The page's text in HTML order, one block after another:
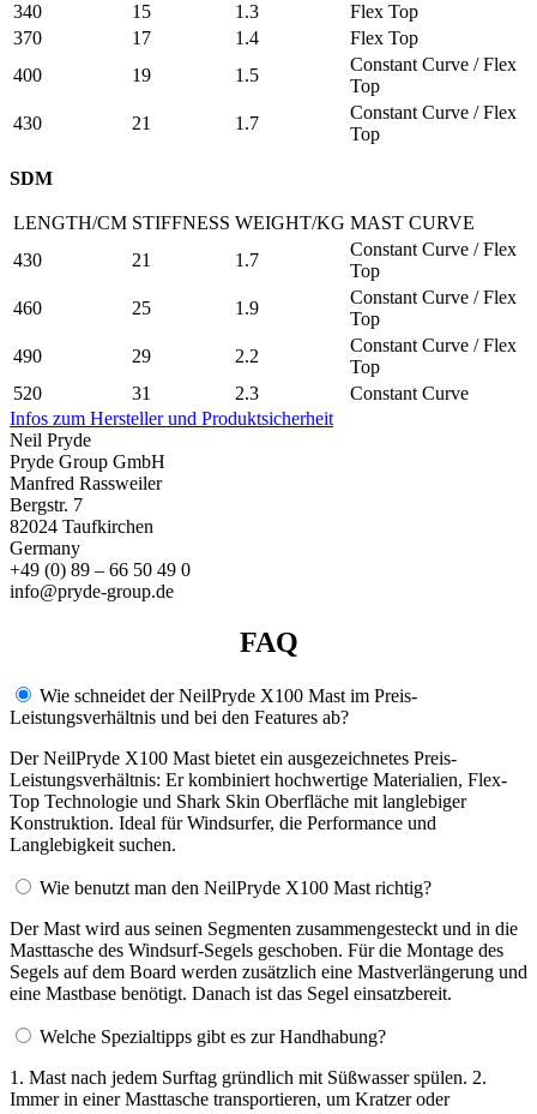
340
15 1.3
Flex Top
370
17 1.4
Flex Top
400
19 1.5
Constant Curve / Flex
Top
430
21 1.7
Constant Curve / Flex
Top
SDM
LENGTH/CM STIFFNESS WEIGHT/KG MAST CURVE
430
21 1.7
Constant Curve / Flex
Top
460
25 1.9
Constant Curve / Flex
Top
490
29 2.2
Constant Curve / Flex
Top
520
31 2.3
Constant Curve
Infos zum Hersteller und Produktsicherheit
Neil Pryde
Pryde Group GmbH
Manfred Rassweiler
Bergstr. 7
82024 Taufkirchen
Germany
+49 (0) 89 – 66 50 49 0
info@pryde-group.de
FAQ
Wie schneidet der NeilPryde X100 Mast im Preis-
Leistungsverhältnis und bei den Features ab?
Der NeilPryde X100 Mast bietet ein ausgezeichnetes Preis-
Leistungsverhältnis: Er kombiniert hochwertige Materialien, Flex-
Top Technologie und Shark Skin Oberfläche mit langlebiger
Konstruktion. Ideal für Windsurfer, die Performance und
Langlebigkeit suchen.
Wie benutzt man den NeilPryde X100 Mast richtig?
Der Mast wird aus seinen Segmenten zusammengesteckt und in die
Masttasche des Windsurf-Segels geschoben. Für die Montage des
Segels auf dem Board werden zusätzlich eine Mastverlängerung und
eine Mastbase benötigt. Danach ist das Segel einsatzbereit.
Welche Spezialtipps gibt es zur Handhabung?
1. Mast nach jedem Surftag gründlich mit Süßwasser spülen. 2.
Immer in einer Masttasche transportieren, um Kratzer oder